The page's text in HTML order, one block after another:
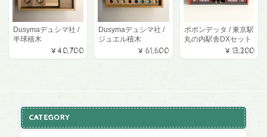
Dusymaデュシマ社 /
半球積木
¥40,700
Dusymaデュシマ社 /
ジュエル積木
¥61,600
ポポンデッタ / 東京駅
丸の内駅舎DXセット
¥13,200
CATEGORY